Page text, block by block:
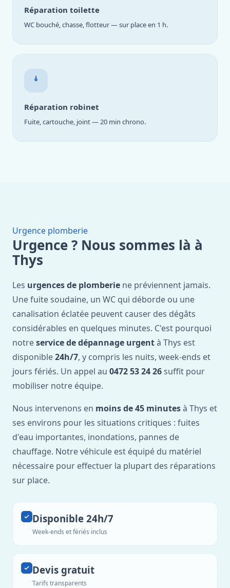
Réparation toilette
WC bouché, chasse, flotteur — sur place en 1 h.
Réparation robinet
Fuite, cartouche, joint — 20 min chrono.
Urgence plomberie
Urgence ? Nous sommes là à
Thys
Les urgences de plomberie ne préviennent jamais.
Une fuite soudaine, un WC qui déborde ou une
canalisation éclatée peuvent causer des dégâts
considérables en quelques minutes. C'est pourquoi
notreservice de dépannage urgentà Thys est
disponible24h/7, y compris les nuits, week-ends et
jours fériés. Un appel au 0472 53 24 26 suffit pour
mobiliser notre équipe.
Nous intervenons en moins de 45 minutesà Thys et
ses environs pour les situations critiques : fuites
d'eau importantes, inondations, pannes de
chauffage. Notre véhicule est équipé du matériel
nécessaire pour effectuer la plupart des réparations
sur place.
Disponible 24h/7
Week-ends et fériés inclus
Devis gratuit
Tarifs transparents